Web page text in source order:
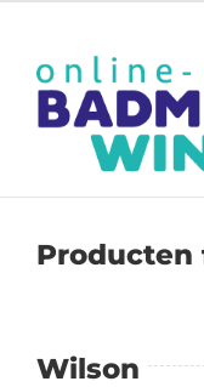
inhoud
Wilson